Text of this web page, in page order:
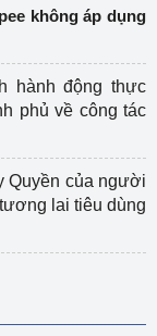
không áp dụng
hành động thực
phủ về công tác
Quyền của người
lai tiêu dùng